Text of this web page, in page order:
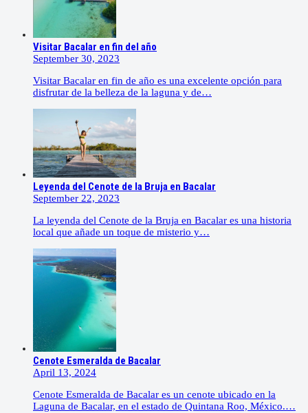
Visitar Bacalar en fin del año
September 30, 2023
Visitar Bacalar en fin de año es una excelente opción para
disfrutar de la belleza de la laguna y de…
Leyenda del Cenote de la Bruja en Bacalar
September 22, 2023
La leyenda del Cenote de la Bruja en Bacalar es una historia
local que añade un toque de misterio y…
Cenote Esmeralda de Bacalar
April 13, 2024
Cenote Esmeralda de Bacalar es un cenote ubicado en la
Laguna de Bacalar, en el estado de Quintana Roo, México.…